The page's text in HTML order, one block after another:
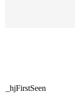
_hjFirstSeen